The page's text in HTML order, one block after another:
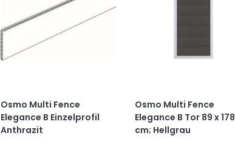
Osmo Multi Fence
Elegance B Einzelprofil
Anthrazit
Osmo Multi Fence
Elegance B Tor 89 x 178
cm; Hellgrau